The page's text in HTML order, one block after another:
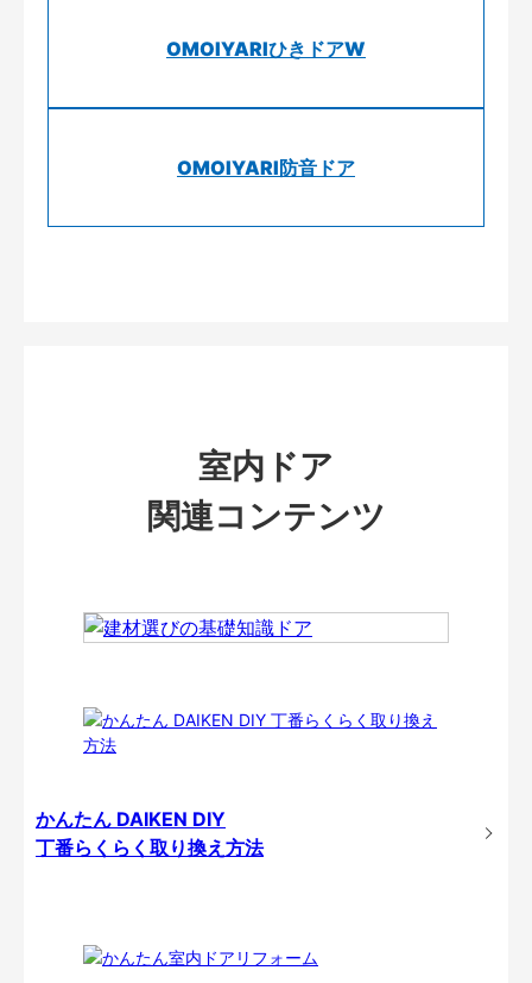
OMOIYARIひきドアW
OMOIYARI防音ドア
室内ドア
関連コンテンツ
かんたん DAIKEN DIY
丁番らくらく取り換え方法